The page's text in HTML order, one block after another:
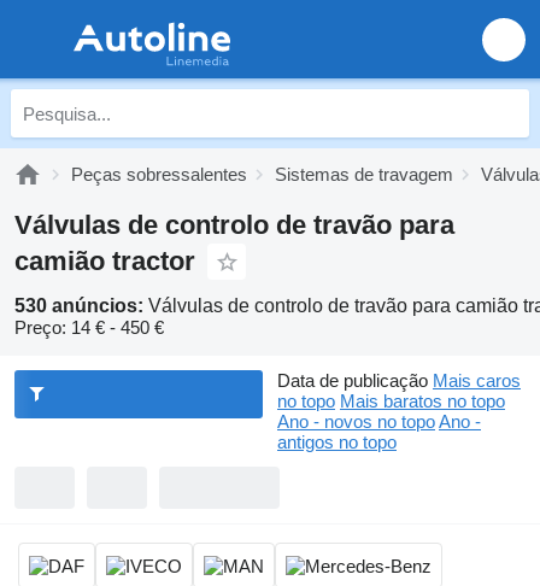
Peças sobressalentes Sistemas de travagem
Válvulas de controlo de travão para
camião tractor
530 anúncios: Válvulas de controlo de travão para camião
Preço: 14 € - 450 €
Data de publicação Mais caros
no topo Mais baratos no topo
Ano - novos no topoAno -
antigos no topo